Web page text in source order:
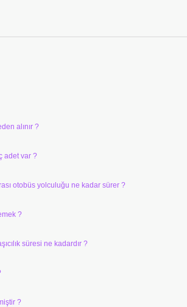
alınır ?
adet var ?
otobüs yolculuğu ne kadar sürer ?
?
süresi ne kadardır ?
?